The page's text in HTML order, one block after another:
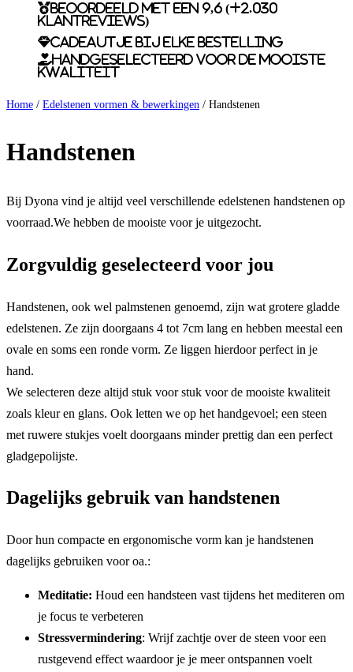
Beoordeeld met een 9,6 (+2.030
klantreviews)
Cadeautje bij elke bestelling
Handgeselecteerd voor de mooiste
kwaliteit
Home / Edelstenen vormen & bewerkingen / Handstenen
Handstenen
Bij Dyona vind je altijd veel verschillende edelstenen handstenen op
voorraad.We hebben de mooiste voor je uitgezocht.
Zorgvuldig geselecteerd voor jou
Handstenen, ook wel palmstenen genoemd, zijn wat grotere gladde
edelstenen. Ze zijn doorgaans 4 tot 7cm lang en hebben meestal een
ovale en soms een ronde vorm. Ze liggen hierdoor perfect in je
hand.
We selecteren deze altijd stuk voor stuk voor de mooiste kwaliteit
zoals kleur en glans. Ook letten we op het handgevoel; een steen
met ruwere stukjes voelt doorgaans minder prettig dan een perfect
gladgepolijste.
Dagelijks gebruik van handstenen
Door hun compacte en ergonomische vorm kan je handstenen
dagelijks gebruiken voor oa.:
Meditatie: Houd een handsteen vast tijdens het mediteren om
je focus te verbeteren
Stressvermindering: Wrijf zachtje over de steen voor een
rustgevend effect waardoor je je meer ontspannen voelt